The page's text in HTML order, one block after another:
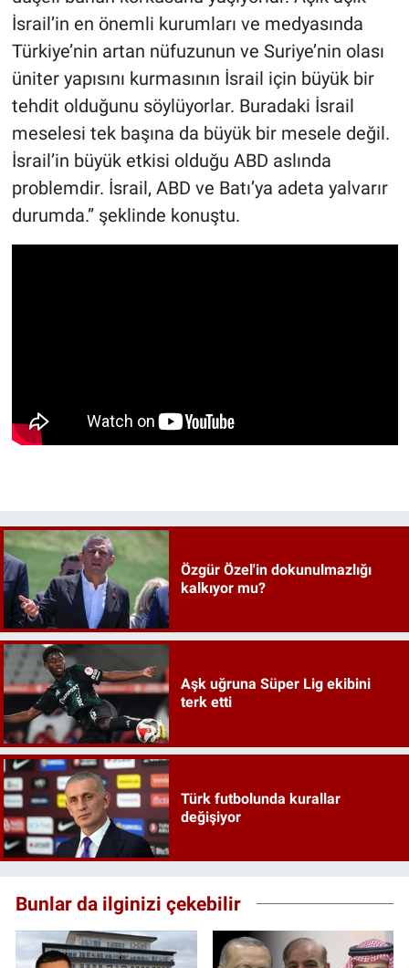
İsrail’in en önemli kurumları ve medyasında
Türkiye’nin artan nüfuzunun ve Suriye’nin olası
üniter yapısını kurmasının İsrail için büyük bir
tehdit olduğunu söylüyorlar. Buradaki İsrail
meselesi tek başına da büyük bir mesele değil.
İsrail’in büyük etkisi olduğu ABD aslında
problemdir. İsrail, ABD ve Batı’ya adeta yalvarır
durumda.” şeklinde konuştu.
Özgür Özel'in dokunulmazlığı
kalkıyor mu?
Aşk uğruna Süper Lig ekibini
terk etti
Türk futbolunda kurallar
değişiyor
Bunlar da ilginizi çekebilir